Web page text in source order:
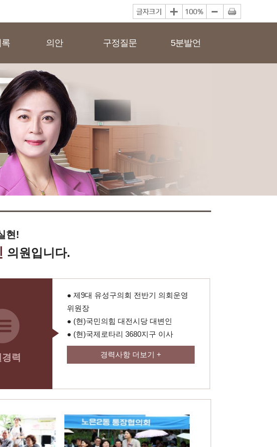
의안 구정질문 5분발언
현!
의원입니다.
력
● 제9대 유성구의회 전반기 의회운영
위원장
● (현)국민의힘 대전시당 대변인
● (현)국제로타리 3680지구 이사
경력사항 더보기 +